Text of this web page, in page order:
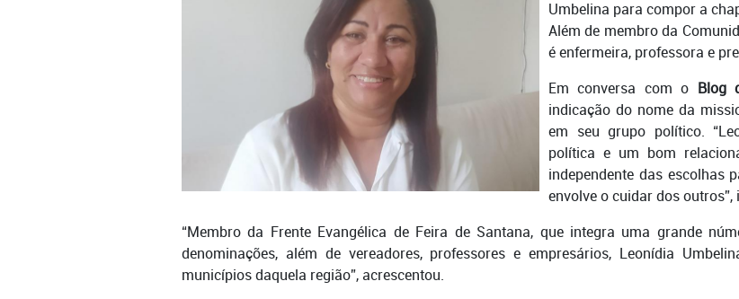
Umbelina para compor a
Além de membro da
é enfermeira, professora e
Em conversa com o Blog
indicação do nome da
em seu grupo político.
política e um bom
independente das escolhas
envolve o cuidar dos outros”,
“Membro da Frente Evangélica de Feira de Santana, que integra uma grande
denominações, além de vereadores, professores e empresários, Leonídia
municípios daquela região”, acrescentou.